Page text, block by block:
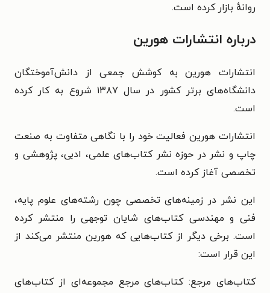
روانهٔ بازار کرده است.
درباره انتشارات هورین
انتشارات هورین به کوشش جمعی از دانش‌آموختگان
دانشگاه‌های برتر کشور در سال ۱۳۸۷ شروع به کار کرده
است.
انتشارات هورین فعالیت خود را با نگاهی متفاوت به صنعت
چاپ و نشر در حوزه نشر کتاب‌های علمی، ادبی، پژوهشی و
تخصصی آغاز کرده است.
این نشر در زمینه‌های تخصصی چون رشته‌های علوم پایه،
فنی و مهندسی کتاب‌های شایان توجهی را منتشر کرده
است. برخی دیگر از کتاب‌هایی که هورین منتشر می‌کند از
این قرار است:
کتاب‌های مرجع: کتاب‌های مرجع مجموعه‌ای از کتاب‌های